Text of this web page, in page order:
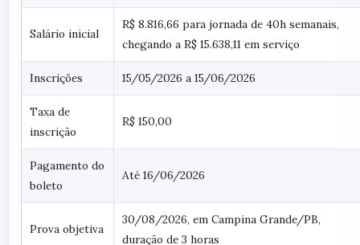
Salário inicial
R$ 8.816,66 para jornada de 40h semanais,
chegando a R$ 15.638,11 em serviço
Inscrições 15/05/2026 a 15/06/2026
Taxa de
inscrição
R$ 150,00
Pagamento do
boleto
Até 16/06/2026
Prova objetiva
30/08/2026, em Campina Grande/PB,
duração de 3 horas